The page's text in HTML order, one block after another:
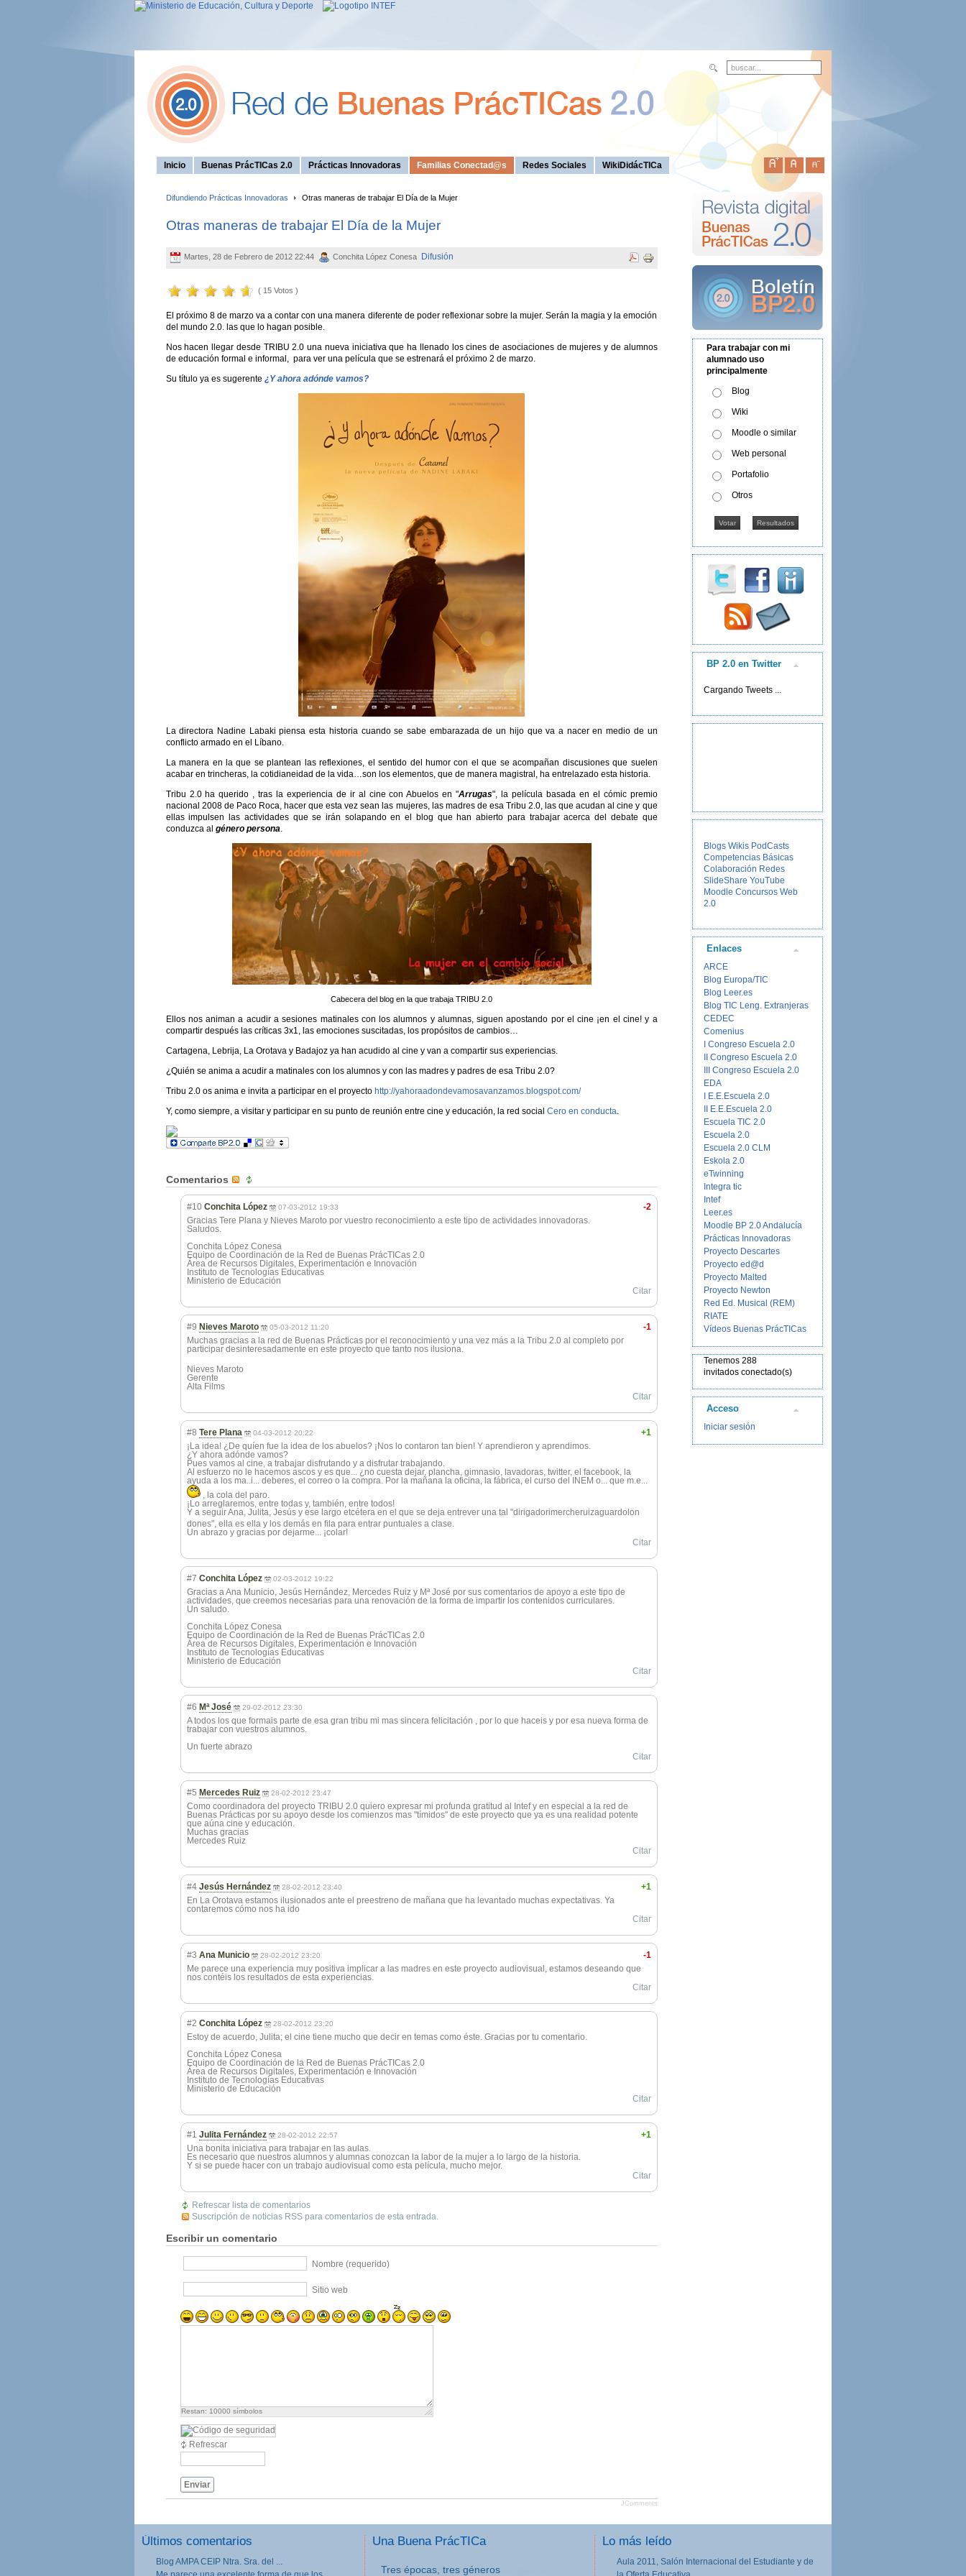
Inicio Buenas PrácTICas 2.0 Prácticas Innovadoras Familias Conectad@s Redes Sociales WikiDidácTICa
Difundiendo Prácticas Innovadoras Otras maneras de trabajar El Día de la Mujer
Otras maneras de trabajar El Día de la Mujer
Martes, 28 de Febrero de 2012 22:44 Conchita López Conesa Difusión
( 15 Votos )
El próximo 8 de marzo va a contar con una manera diferente de poder reflexionar sobre la mujer. Serán la magia y la emoción
del mundo 2.0. las que lo hagan posible.
Nos hacen llegar desde TRIBU 2.0 una nueva iniciativa que ha llenado los cines de asociaciones de mujeres y de alumnos
de educación formal e informal, para ver una película que se estrenará el próximo 2 de marzo.
Su título ya es sugerente ¿Y ahora adónde vamos?
La directora Nadine Labaki piensa esta historia cuando se sabe embarazada de un hijo que va a nacer en medio de un
conflicto armado en el Líbano.
La manera en la que se plantean las reflexiones, el sentido del humor con el que se acompañan discusiones que suelen
acabar en trincheras, la cotidianeidad de la vida…son los elementos, que de manera magistral, ha entrelazado esta historia.
Tribu 2.0 ha querido , tras la experiencia de ir al cine con Abuelos en "Arrugas", la película basada en el cómic premio
nacional 2008 de Paco Roca, hacer que esta vez sean las mujeres, las madres de esa Tribu 2.0, las que acudan al cine y que
ellas impulsen las actividades que se irán solapando en el blog que han abierto para trabajar acerca del debate que
conduzca al género persona.
Cabecera del blog en la que trabaja TRIBU 2.0
Ellos nos animan a acudir a sesiones matinales con los alumnos y alumnas, siguen apostando por el cine ¡en el cine! y a
compartir después las críticas 3x1, las emociones suscitadas, los propósitos de cambios…
Cartagena, Lebrija, La Orotava y Badajoz ya han acudido al cine y van a compartir sus experiencias.
¿Quién se anima a acudir a matinales con los alumnos y con las madres y padres de esa Tribu 2.0?
Tribu 2.0 os anima e invita a participar en el proyecto http://yahoraadondevamosavanzamos.blogspot.com/
Y, como siempre, a visitar y participar en su punto de reunión entre cine y educación, la red social Cero en conducta.
Comentarios
-2
#10 Conchita López 07-03-2012 19:33
Gracias Tere Plana y Nieves Maroto por vuestro reconocimiento a este tipo de actividades innovadoras.
Saludos.
Conchita López Conesa
Equipo de Coordinación de la Red de Buenas PrácTICas 2.0
Área de Recursos Digitales, Experimentación e Innovación
Instituto de Tecnologías Educativas
Ministerio de Educación
Citar
-1
#9 Nieves Maroto 05-03-2012 11:20
Muchas gracias a la red de Buenas Prácticas por el reconocimiento y una vez más a la Tribu 2.0 al completo por
participar desinteresadamente en este proyecto que tanto nos ilusiona.
Nieves Maroto
Gerente
Alta Films
Citar
+1
#8 Tere Plana 04-03-2012 20:22
¡La idea! ¿De quíen fue la idea de los abuelos? ¡Nos lo contaron tan bien! Y aprendieron y aprendimos.
¿Y ahora adónde vamos?
Pues vamos al cine, a trabajar disfrutando y a disfrutar trabajando.
Al esfuerzo no le hacemos ascos y es que... ¿no cuesta dejar, plancha, gimnasio, lavadoras, twitter, el facebook, la
ayuda a los ma..i... deberes, el correo o la compra. Por la mañana la oficina, la fábrica, el curso del INEM o... que m.e...
, la cola del paro.
¡Lo arreglaremos, entre todas y, también, entre todos!
Y a seguir Ana, Julita, Jesús y ese largo etcétera en el que se deja entrever una tal "dirigadorimercheruizaguardolon
dones", ella es ella y los demás en fila para entrar puntuales a clase.
Un abrazo y gracias por dejarme... ¡colar!
Citar
#7 Conchita López 02-03-2012 19:22
Gracias a Ana Municio, Jesús Hernández, Mercedes Ruiz y Mª José por sus comentarios de apoyo a este tipo de
actividades, que creemos necesarias para una renovación de la forma de impartir los contenidos curriculares.
Un saludo.
Conchita López Conesa
Equipo de Coordinación de la Red de Buenas PrácTICas 2.0
Área de Recursos Digitales, Experimentación e Innovación
Instituto de Tecnologías Educativas
Ministerio de Educación
Citar
#6 Mª José 29-02-2012 23:30
A todos los que formais parte de esa gran tribu mi mas sincera felicitación , por lo que haceis y por esa nueva forma de
trabajar con vuestros alumnos.
Un fuerte abrazo
Citar
#5 Mercedes Ruiz 28-02-2012 23:47
Como coordinadora del proyecto TRIBU 2.0 quiero expresar mi profunda gratitud al Intef y en especial a la red de
Buenas Prácticas por su apoyo desde los comienzos mas "tímidos" de este proyecto que ya es una realidad potente
que aúna cine y educación.
Muchas gracias
Mercedes Ruiz
Citar
+1
#4 Jesús Hernández 28-02-2012 23:40
En La Orotava estamos ilusionados ante el preestreno de mañana que ha levantado muchas expectativas. Ya
contaremos cómo nos ha ido
Citar
-1
#3 Ana Municio 28-02-2012 23:20
Me parece una experiencia muy positiva implicar a las madres en este proyecto audiovisual, estamos deseando que
nos contéis los resultados de esta experiencias.
Citar
#2 Conchita López 28-02-2012 23:20
Estoy de acuerdo, Julita; el cine tiene mucho que decir en temas como éste. Gracias por tu comentario.
Conchita López Conesa
Equipo de Coordinación de la Red de Buenas PrácTICas 2.0
Área de Recursos Digitales, Experimentación e Innovación
Instituto de Tecnologías Educativas
Ministerio de Educación
Citar
+1
#1 Julita Fernández 28-02-2012 22:57
Una bonita iniciativa para trabajar en las aulas.
Es necesario que nuestros alumnos y alumnas conozcan la labor de la mujer a lo largo de la historia.
Y si se puede hacer con un trabajo audiovisual como esta película, mucho mejor.
Citar
Refrescar lista de comentarios
Suscripción de noticias RSS para comentarios de esta entrada.
Escribir un comentario
Nombre (requerido)
Sitio web
Restan: 10000 símbolos
Refrescar
Enviar
JComments
Para trabajar con mi
alumnado uso
principalmente
Blog
Wiki
Moodle o similar
Web personal
Portafolio
Otros
BP 2.0 en Twitter
Cargando Tweets ...
Blogs Wikis PodCasts
Competencias Básicas
Colaboración Redes
SlideShare YouTube
Moodle Concursos Web
2.0
Enlaces
ARCE
Blog Europa/TIC
Blog Leer.es
Blog TIC Leng. Extranjeras
CEDEC
Comenius
I Congreso Escuela 2.0
II Congreso Escuela 2.0
III Congreso Escuela 2.0
EDA
I E.E.Escuela 2.0
II E.E.Escuela 2.0
Escuela TIC 2.0
Escuela 2.0
Escuela 2.0 CLM
Eskola 2.0
eTwinning
Integra tic
Intef
Leer.es
Moodle BP 2.0 Andalucía
Prácticas Innovadoras
Proyecto Descartes
Proyecto ed@d
Proyecto Malted
Proyecto Newton
Red Ed. Musical (REM)
RIATE
Vídeos Buenas PrácTICas
Tenemos 288
invitados conectado(s)
Acceso
Iniciar sesión
Últimos comentarios
Blog AMPA CEIP Ntra. Sra. del ...
Una Buena PrácTICa
III Jornadas de movilidad europea en
Lo más leído
Aula 2011, Salón Internacional del Estudiante y de